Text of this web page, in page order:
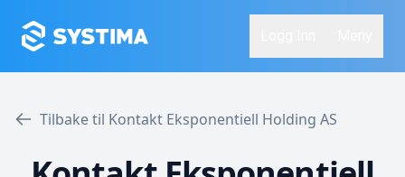
Tilbake til Kontakt Eksponentiell Holding AS